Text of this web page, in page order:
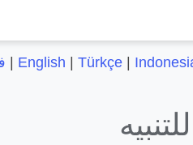
English Türkçe|